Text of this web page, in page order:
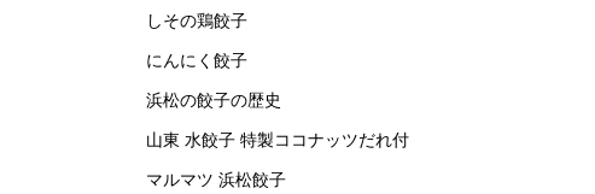
しその鶏餃子
にんにく餃子
浜松の餃子の歴史
山東 水餃子 特製ココナッツだれ付
マルマツ 浜松餃子